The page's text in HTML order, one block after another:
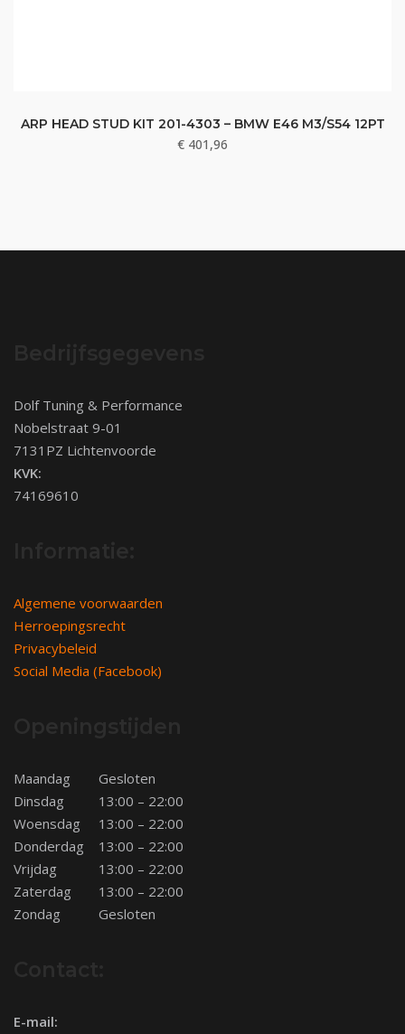
ARP HEAD STUD KIT 201-4303 – BMW E46 M3/S54 12PT
€ 401,96
Dolf Tuning & Performance
Nobelstraat 9-01
7131PZ Lichtenvoorde
KVK:
74169610
Algemene voorwaarden
Herroepingsrecht
Privacybeleid
Social Media (Facebook)
Maandag
Gesloten
Dinsdag
13:00 – 22:00
Woensdag
13:00 – 22:00
Donderdag
13:00 – 22:00
Vrijdag
13:00 – 22:00
Zaterdag
13:00 – 22:00
Zondag
Gesloten
E-mail: